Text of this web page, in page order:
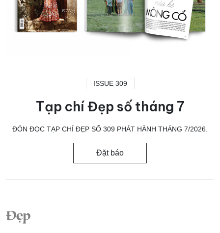
ISSUE 309
Tạp chí Đẹp số tháng 7
ĐÓN ĐỌC TẠP CHÍ ĐẸP SỐ 309 PHÁT HÀNH THÁNG 7/2026.
Đặt báo